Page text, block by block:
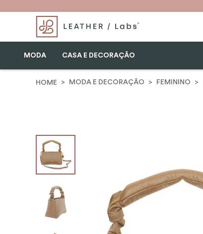
MODA CASA E DECORAÇÃO
MODA E DECORAÇÃO FEMININO